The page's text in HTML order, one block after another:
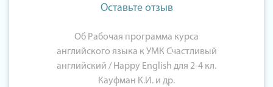
Оставьте отзыв
Об Рабочая программа курса
английского языка к УМК Счастливый
английский / Happy English для 2-4 кл.
Кауфман К.И. и др.